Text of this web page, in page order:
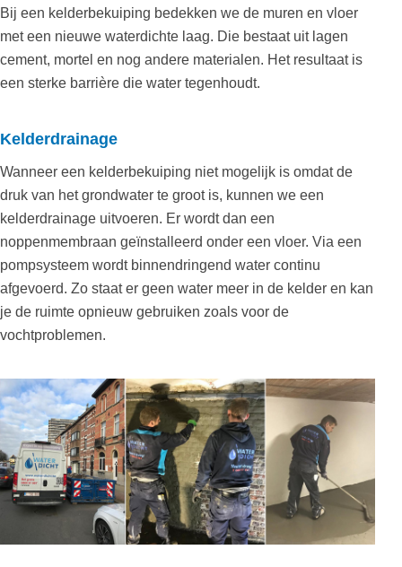
Bij een kelderbekuiping bedekken we de muren en vloer
met een nieuwe waterdichte laag. Die bestaat uit lagen
cement, mortel en nog andere materialen. Het resultaat is
een sterke barrière die water tegenhoudt.
Kelderdrainage
Wanneer een kelderbekuiping niet mogelijk is omdat de
druk van het grondwater te groot is, kunnen we een
kelderdrainage uitvoeren. Er wordt dan een
noppenmembraan geïnstalleerd onder een vloer. Via een
pompsysteem wordt binnendringend water continu
afgevoerd. Zo staat er geen water meer in de kelder en kan
je de ruimte opnieuw gebruiken zoals voor de
vochtproblemen.